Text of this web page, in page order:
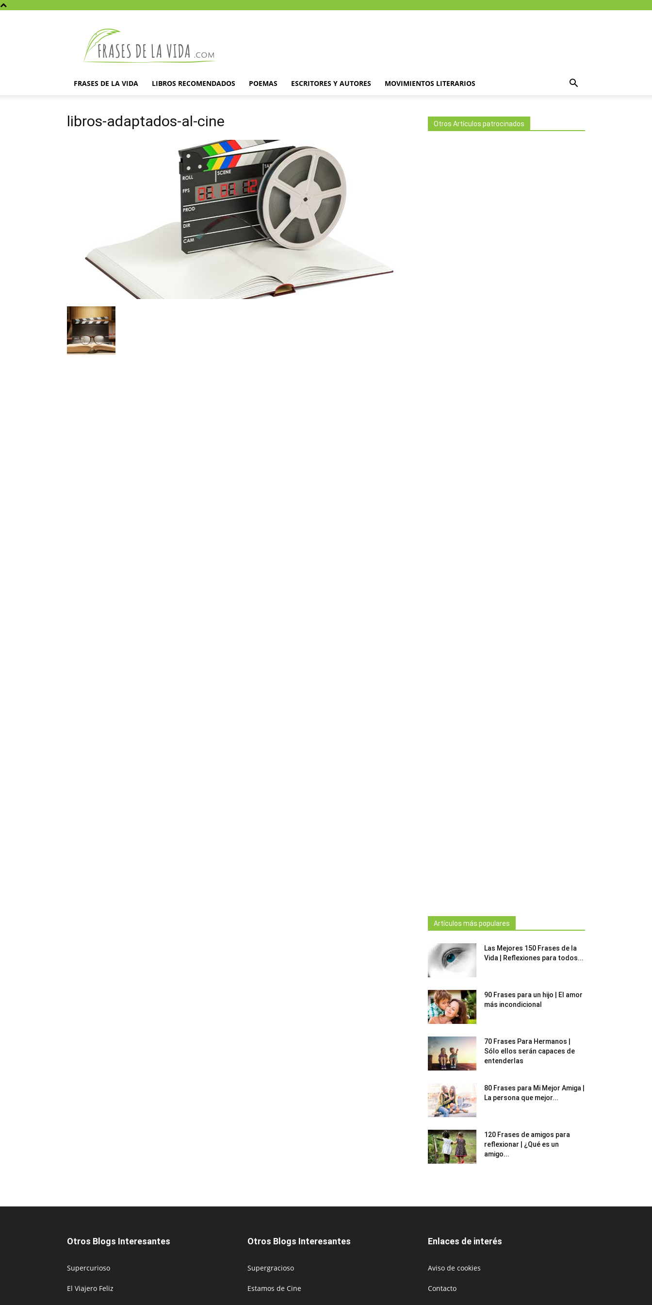
la
vida
FRASES DE LA VIDA LIBROS RECOMENDADOS POEMAS ESCRITORES Y AUTORES MOVIMIENTOS LITERARIOS
libros-adaptados-al-cine Otros Artículos patrocinados
Artículos más populares
Las Mejores 150 Frases de la
Vida | Reflexiones para todos...
90 Frases para un hijo | El amor
más incondicional
70 Frases Para Hermanos |
Sólo ellos serán capaces de
entenderlas
80 Frases para Mi Mejor Amiga |
La persona que mejor...
120 Frases de amigos para
reflexionar | ¿Qué es un
amigo...
Otros Blogs Interesantes
Supercurioso
El Viajero Feliz
Otros Blogs Interesantes
Supergracioso
Estamos de Cine
Enlaces de interés
Aviso de cookies
Contacto